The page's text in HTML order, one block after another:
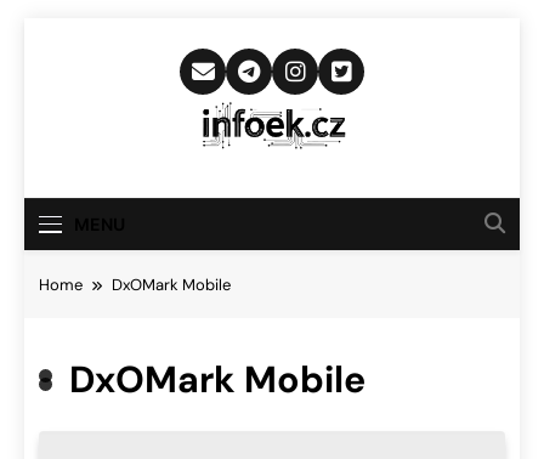
Infoek.cz
Novinkám
Home DxOMark Mobile
DxOMark Mobile